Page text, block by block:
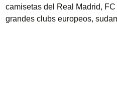
camisetas del Real Madrid,
grandes clubs europeos,